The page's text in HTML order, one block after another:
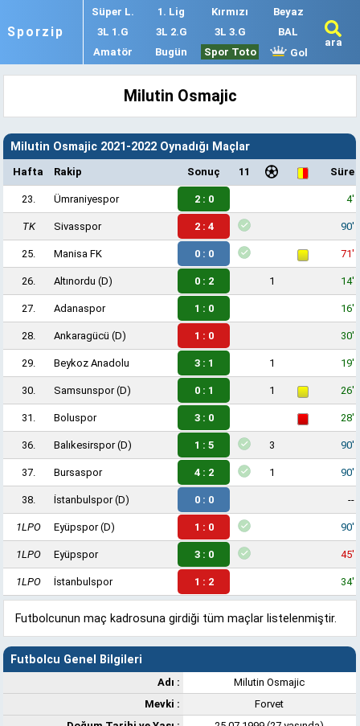
Sporzip
Süper L. 1. Lig Kırmızı
Beyaz
3L 1.G
3L 2.G 3L 3.G
BAL
Amatör
Bugün Spor Toto Gol
ara
Milutin Osmajic
Milutin Osmajic 2021-2022 Oynadığı Maçlar
Hafta Rakip Sonuç 11 Süre
23. Ümraniyespor 2 : 0 4'
TK Sivasspor 2 : 4 90'
25. Manisa FK 0 : 0 71'
26. Altınordu (D) 0 : 2 1 14'
27. Adanaspor 1 : 0 16'
28. Ankaragücü (D) 1 : 0 30'
29. Beykoz Anadolu 3 : 1 1 19'
30. Samsunspor(D) 0 : 1 1 26'
31. Boluspor 3 : 0 28'
36. Balıkesirspor(D) 1 : 5 3 90'
37. Bursaspor 4 : 2 1 90'
38. İstanbulspor(D) 0 : 0 --
1LPO Eyüpspor(D) 1 : 0 90'
1LPO Eyüpspor 3 : 0 45'
1LPO İstanbulspor 1 : 2 34'
Futbolcunun maç kadrosuna girdiği tüm maçlar listelenmiştir.
Futbolcu Genel Bilgileri
Adı :
Milutin Osmajic
Mevki :
Forvet